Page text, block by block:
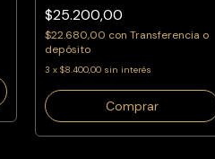
$25.200,00
$22.680,00 con Transferencia o
depósito
3 x $8.400,00 sin interés
Comprar